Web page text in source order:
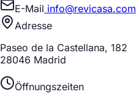
E-Mail info@revicasa.com
Adresse
Paseo de la Castellana, 182
28046 Madrid
Öffnungszeiten